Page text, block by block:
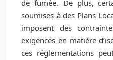
de fumée. De plus,
soumises à des Plans
imposent des
exigences en matière
ces réglementations